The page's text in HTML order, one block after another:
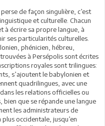
de façon singulière, c’est
et culturelle. Chacun
à écrire sa propre langue, à
ses particularités culturelles.
phénicien, hébreu,
à Persépolis sont écrites
royales sont trilingues:
s’ajoutent le babylonien et
quadrilingues, avec une
les relations officielles ou
que se répande une langue
les administrateurs de
occidentale, jusqu’en